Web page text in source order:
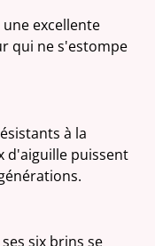
excellente
qui ne s'estompe
à la
d'aiguille puissent
six brins se